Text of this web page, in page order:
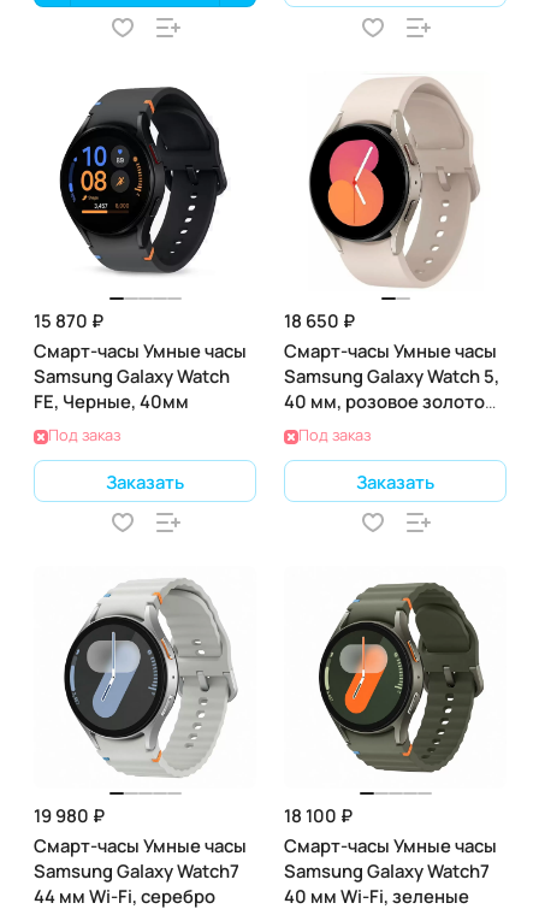
15 870 ₽
Смарт-часы Умные часы
Samsung Galaxy Watch
FE, Черные, 40мм
Под заказ
Заказать
18 650 ₽
Смарт-часы Умные часы
Samsung Galaxy Watch 5,
40 мм, розовое золото
(SM-R910)
Под заказ
Заказать
19 980 ₽
Смарт-часы Умные часы
Samsung Galaxy Watch7
44 мм Wi-Fi, серебро
18 100 ₽
Смарт-часы Умные часы
Samsung Galaxy Watch7
40 мм Wi-Fi, зеленые